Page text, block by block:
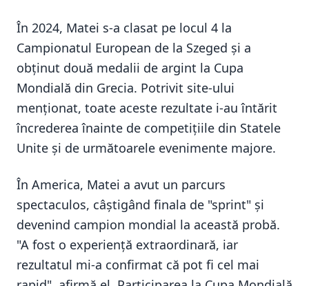
În 2024, Matei s-a clasat pe locul 4 la
Campionatul European de la Szeged și a
obținut două medalii de argint la Cupa
Mondială din Grecia. Potrivit site-ului
menționat, toate aceste rezultate i-au întărit
încrederea înainte de competițiile din Statele
Unite și de următoarele evenimente majore.
În America, Matei a avut un parcurs
spectaculos, câștigând finala de "sprint" și
devenind campion mondial la această probă.
"A fost o experiență extraordinară, iar
rezultatul mi-a confirmat că pot fi cel mai